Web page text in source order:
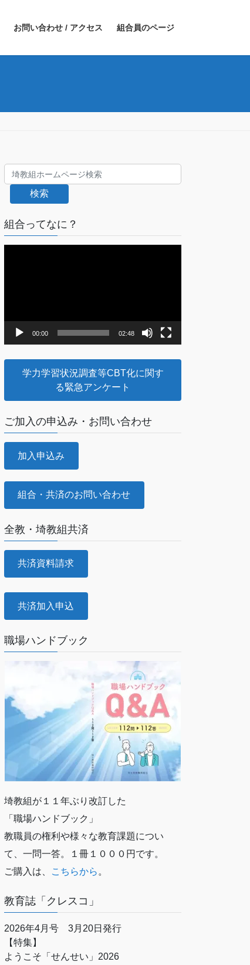
お問い合わせ / アクセス 組合員のページ
検索
組合ってなに？
ヤ
00:00 02:48
学力学習状況調査等CBT化に関す
る緊急アンケート
ご加入の申込み・お問い合わせ
加入申込み
組合・共済のお問い合わせ
全教・埼教組共済
共済資料請求
共済加入申込
職場ハンドブック
埼教組が１１年ぶり改訂した
「職場ハンドブック」
教職員の権利や様々な教育課題につい
て、一問一答。１冊１０００円です。
ご購入は、
こちらから 。
教育誌「クレスコ」
2026年4月号 3月20日発行
【特集】
ようこそ「せんせい」2026